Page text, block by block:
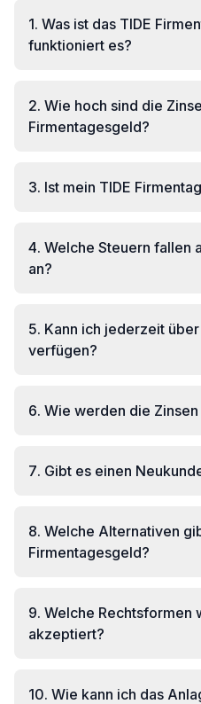
1. Was ist das TIDE
funktioniert es?
2. Wie hoch sind die
Firmentagesgeld?
3. Ist mein TIDE
4. Welche Steuern fallen
an?
5. Kann ich jederzeit
verfügen?
6. Wie werden die
7. Gibt es einen
8. Welche Alternativen
Firmentagesgeld?
9. Welche Rechtsformen
akzeptiert?
10. Wie kann ich das